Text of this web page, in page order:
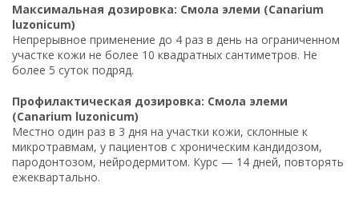
Максимальная дозировка: Смола элеми (Canarium
luzonicum)
Непрерывное применение до 4 раз в день на ограниченном
участке кожи не более 10 квадратных сантиметров. Не
более 5 суток подряд.
Профилактическая дозировка: Смола элеми
(Canarium luzonicum)
Местно один раз в 3 дня на участки кожи, склонные к
микротравмам, у пациентов с хроническим кандидозом,
пародонтозом, нейродермитом. Курс — 14 дней, повторять
ежеквартально.